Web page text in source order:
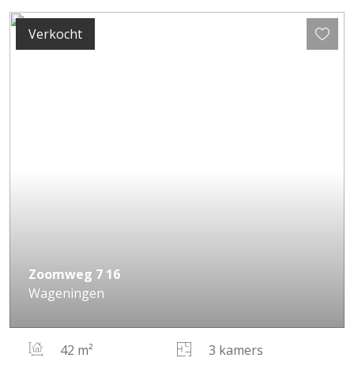
Verkocht
Zoomweg 7 16
Wageningen
42 m² 3 kamers